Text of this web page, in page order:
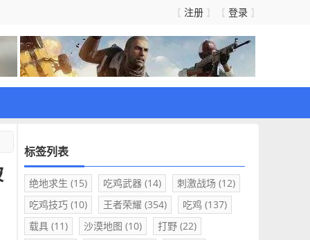
【 注册 】【 登录 】
标签列表
绝地求生 (15) 吃鸡武器(14) 刺激战场 (12)
吃鸡技巧(10) 王者荣耀 (354) 吃鸡 (137)
载具(11) 沙漠地图 (10) 打野(22)